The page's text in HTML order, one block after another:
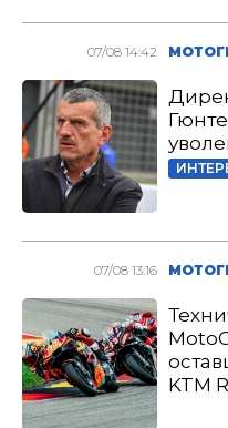
07/08 14:42
07/08 13:16
KTM